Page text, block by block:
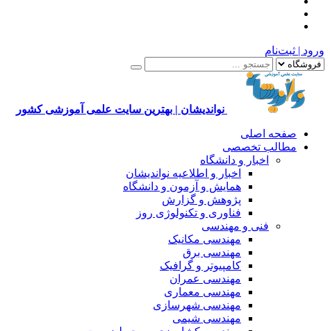
ورود | ثبت‌نام
نواندیشان | بهترین سایت علمی آموزشی کشور
صفحه اصلی
مطالب تخصصی
اخبار و دانشگاه
اخبار و اطلاعیه نواندیشان
همایش و آزمون و دانشگاه
پژوهش و گزارش
فناوری و تکنولوژی روز
فنی و مهندسی
مهندسی مکانیک
مهندسی برق
کامپیوتر و گرافیک
مهندسی عمران
مهندسی معماری
مهندسی شهرسازی
مهندسی شیمی